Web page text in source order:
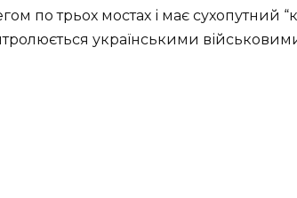
по трьох мостах і має сухопутний
українськими